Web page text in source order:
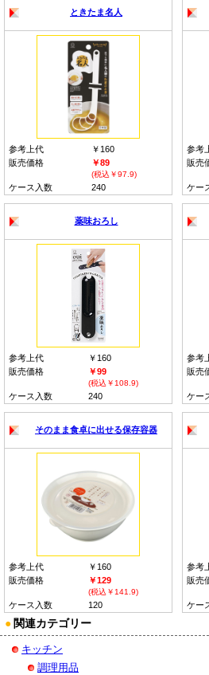
ときたま名人
参考上代
￥160
販売価格
￥89
(税込￥97.9)
ケース入数 240
参考
販売
ケー
薬味おろし
参考上代
￥160
販売価格
￥99
(税込￥108.9)
ケース入数 240
参考
販売
ケー
そのまま食卓に出せる保存容器
参考上代
￥160
販売価格
￥129
(税込￥141.9)
ケース入数 120
参考
販売
ケー
● 関連カテゴリー
キッチン
調理用品